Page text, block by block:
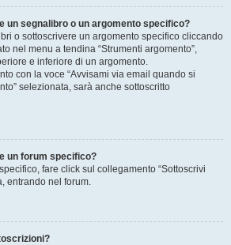
un segnalibro o un argomento specifico?
o sottoscrivere un argomento specifico cliccando
nel menu a tendina “Strumenti argomento”,
e inferiore di un argomento.
con la voce “Avvisami via email quando si
selezionata, sarà anche sottoscritto
un forum specifico?
fare click sul collegamento “Sottoscrivi
entrando nel forum.